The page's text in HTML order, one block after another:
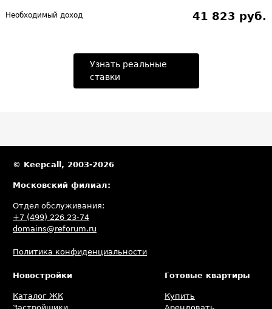
Необходимый доход 41 823 руб.
Узнать реальные
ставки
© Keepcall, 2003-2026
Московский филиал:
Отдел обслуживания:
+7 (499) 226 23-74
domains@reforum.ru
Политика конфиденциальности
Новостройки
Каталог ЖК
Готовые квартиры
Купить